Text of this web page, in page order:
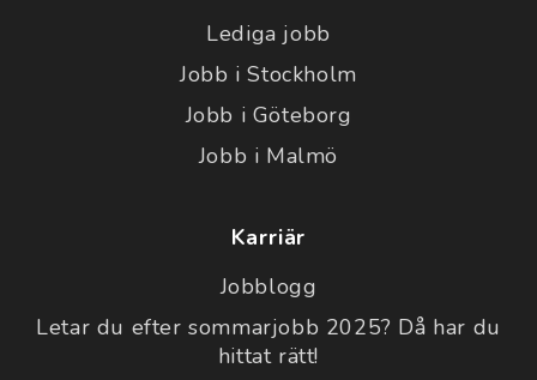
Lediga jobb
Jobb i Stockholm
Jobb i Göteborg
Jobb i Malmö
Karriär
Jobblogg
Letar du efter sommarjobb 2025? Då har du
hittat rätt!